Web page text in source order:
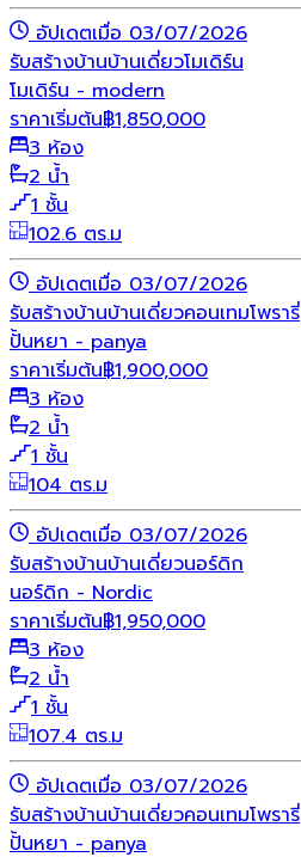
อัปเดตเมื่อ 03/07/2026
รับสร้างบ้านบ้านเดี่ยวโมเดิร์น
โมเดิร์น - modern
ราคาเริ่มต้น฿1,850,000
3 ห้อง
2 น้ำ
1 ชั้น
102.6 ตร.ม
อัปเดตเมื่อ 03/07/2026
รับสร้างบ้านบ้านเดี่ยวคอนเทมโพรารี่
ปั้นหยา - panya
ราคาเริ่มต้น฿1,900,000
3 ห้อง
2 น้ำ
1 ชั้น
104 ตร.ม
อัปเดตเมื่อ 03/07/2026
รับสร้างบ้านบ้านเดี่ยวนอร์ดิก
นอร์ดิก - Nordic
ราคาเริ่มต้น฿1,950,000
3 ห้อง
2 น้ำ
1 ชั้น
107.4 ตร.ม
อัปเดตเมื่อ 03/07/2026
รับสร้างบ้านบ้านเดี่ยวคอนเทมโพรารี่
ปั้นหยา - panya